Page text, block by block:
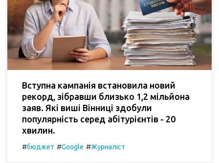
Вступна кампанія встановила новий
рекорд, зібравши близько 1,2 мільйона
заяв. Які виші Вінниці здобули
популярність серед абітурієнтів - 20
хвилин.
#бюджет #Google #Журналіст